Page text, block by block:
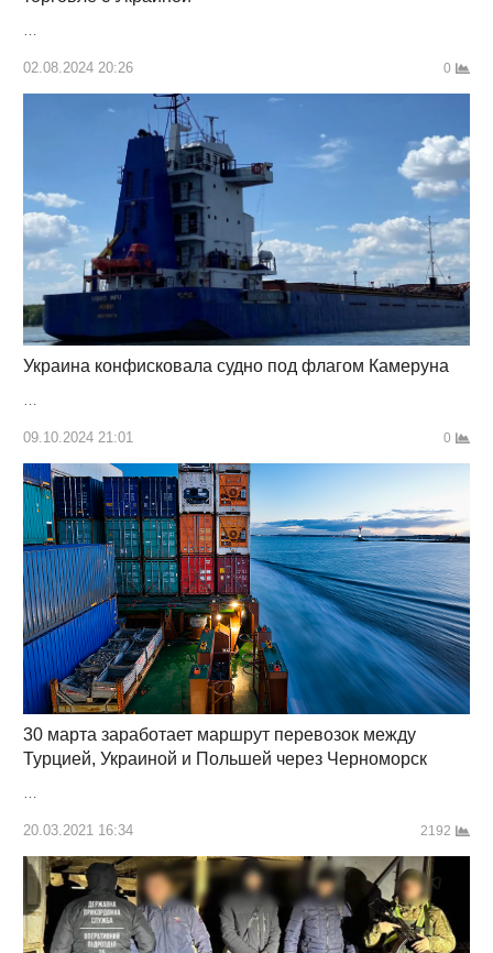
…
02.08.2024 20:26 0
Украина конфисковала судно под флагом Камеруна
09.10.2024 21:01 0
30 марта заработает маршрут перевозок между
Турцией, Украиной и Польшей через Черноморск
20.03.2021 16:34 2192